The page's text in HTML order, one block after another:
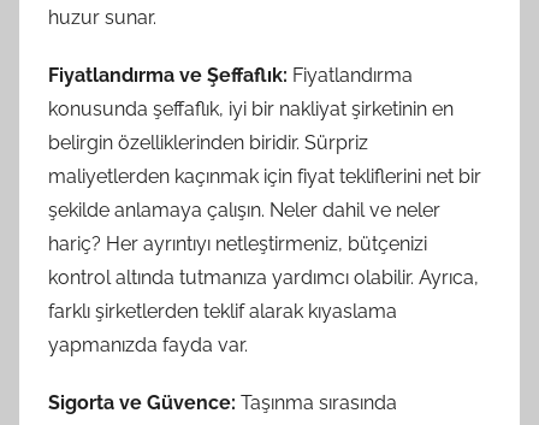
huzur sunar.
Fiyatlandırma ve Şeffaflık: Fiyatlandırma
konusunda şeffaflık, iyi bir nakliyat şirketinin en
belirgin özelliklerinden biridir. Sürpriz
maliyetlerden kaçınmak için fiyat tekliflerini net bir
şekilde anlamaya çalışın. Neler dahil ve neler
hariç? Her ayrıntıyı netleştirmeniz, bütçenizi
kontrol altında tutmanıza yardımcı olabilir. Ayrıca,
farklı şirketlerden teklif alarak kıyaslama
yapmanızda fayda var.
Sigorta ve Güvence: Taşınma sırasında